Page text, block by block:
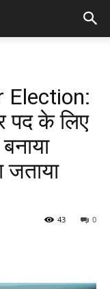
Election:
पद के लिए
जताया
0
43